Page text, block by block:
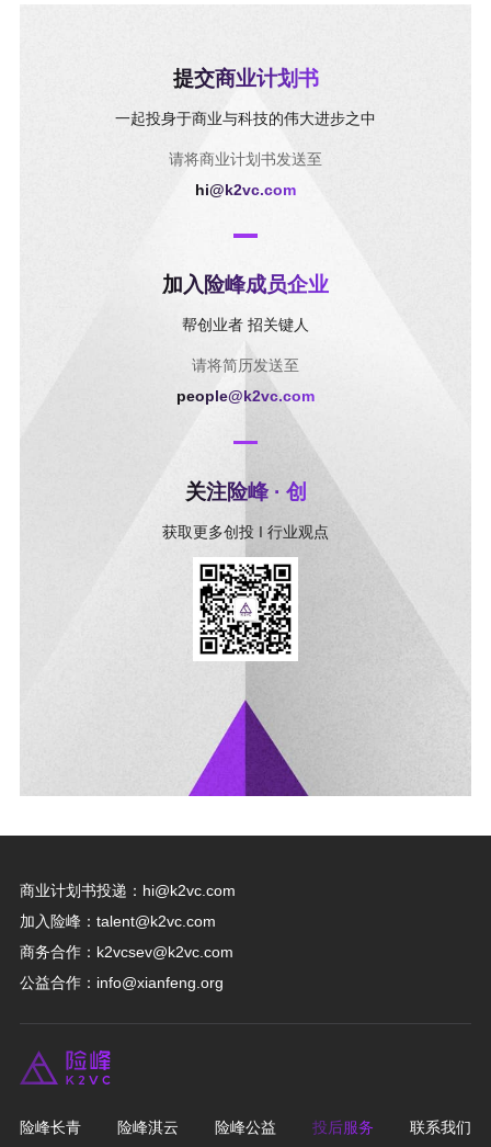
提交商业计划书
一起投身于商业与科技的伟大进步之中
请将商业计划书发送至
hi@k2vc.com
加入险峰成员企业
帮创业者 招关键人
请将简历发送至
people@k2vc.com
关注险峰 · 创
获取更多创投 I 行业观点
商业计划书投递： hi@k2vc.com
加入险峰： talent@k2vc.com
商务合作： k2vcsev@k2vc.com
公益合作： info@xianfeng.org
险峰长青 险峰淇云 险峰公益 投后服务 联系我们